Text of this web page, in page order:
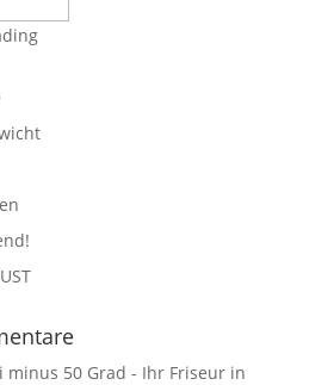
minus 50 Grad - Ihr Friseur in